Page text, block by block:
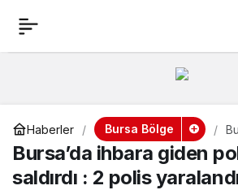
Haberler Bursa Bölge
Bursa’da ihbara giden
saldırdı : 2 polis
Bursa’da ihbara giden